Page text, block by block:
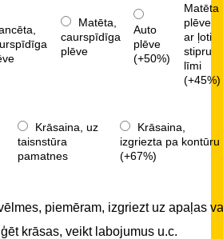
Matēta,
caurspīdīga
plēve
Auto
plēve
(+50%)
Matēta
plēve
ar ļoti
stipru
līmi
(+45%)
Krāsaina, uz
taisnstūra
pamatnes
Krāsaina,
izgriezta pa kontūru
(+67%)
piemēram, izgriezt uz apaļas
krāsas, veikt labojumus u.c.